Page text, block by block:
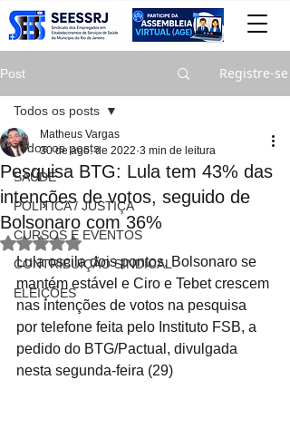
Post Registre-se
Todos os posts
SAÚDE
POLITICA / JUSTIÇA
CURSOS E EVENTOS
CONTRIBUIÇÃO SINDICAL
ELEIÇÕES
Todos os posts
Pesquisa BTG: Lula tem 43% das
intenções de votos, seguido de
Bolsonaro com 36%
Matheus Vargas
30 de ago. de 2022 3 min de leitura
Avaliado com NaN de 5 estrelas.
Lula oscila dois pontos, Bolsonaro se
mantém estável e Ciro e Tebet crescem
nas intenções de votos na pesquisa
por telefone feita pelo Instituto FSB, a
pedido do BTG/Pactual, divulgada
nesta segunda-feira (29)